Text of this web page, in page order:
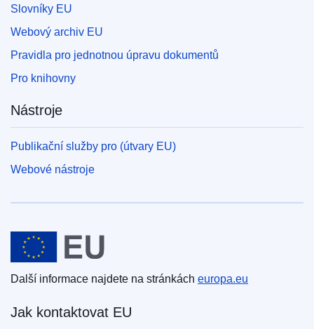
Slovníky EU
Webový archiv EU
Pravidla pro jednotnou úpravu dokumentů
Pro knihovny
Nástroje
Publikační služby pro (útvary EU)
Webové nástroje
Evropská unie
Další informace najdete na stránkách europa.eu
Jak kontaktovat EU